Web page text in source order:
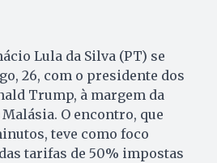
Lula da Silva (PT) se
26, com o presidente dos
Trump, à margem da
O encontro, que
teve como foco
tarifas de 50% impostas